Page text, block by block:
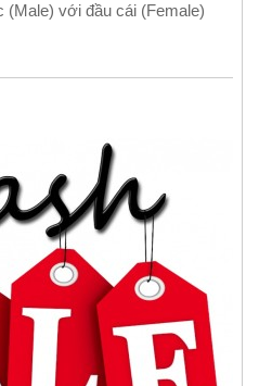
với đầu cái (Female)